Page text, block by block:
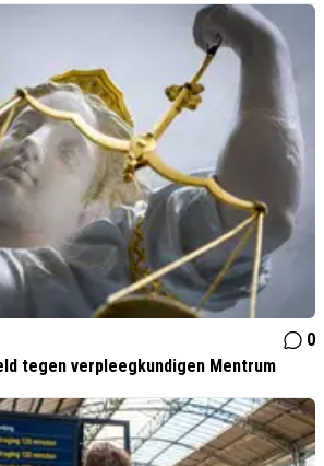
0
tegen verpleegkundigen Mentrum